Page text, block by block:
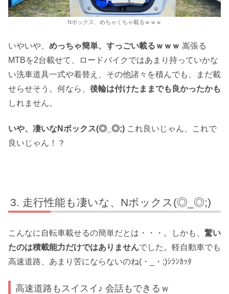
Nボックス、めちゃくちゃ載るｗｗｗ
いやいや、 めっちゃ簡単、すっごい載るｗｗｗ 嵩張る
MTBを2台載せて、ロードバイクではあまり持っていかな
い洗車道具一式や着替え、その他諸々を積んでも、まだ載
せらせそう。何なら、 後輪は付けたままでも良かったかも
しれません。
いや、凄いなNボックス(◎_◎;) これ良いじゃん、これで
良いじゃん！？
走行性能も凄いな、Nボックス(◎_◎;)
こんなに自転車載せるの簡単だとは・・・。しかも、 驚い
たのは積載能力だけではありませんでした。軽自動車でも
高速道路、あまり苦にならないのね(・_・;)ｼﾗﾝｶｯﾀ
高速道路もスイスイ♪ 会話もできるｗ